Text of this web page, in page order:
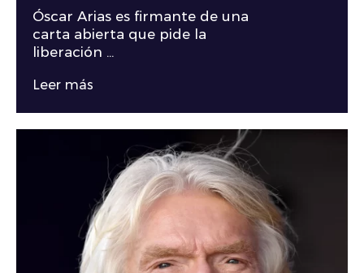
Óscar Arias es firmante de una
carta abierta que pide la
liberación ...
Leer más